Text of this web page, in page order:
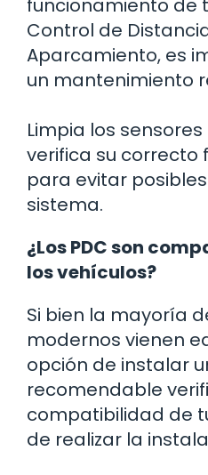
funcionamiento de
Control de
Aparcamiento, es
un mantenimiento
Limpia los
verifica su correcto
para evitar
sistema.
¿Los PDC son
los vehículos?
Si bien la mayoría
modernos vienen
opción de instalar
recomendable
compatibilidad de
de realizar la